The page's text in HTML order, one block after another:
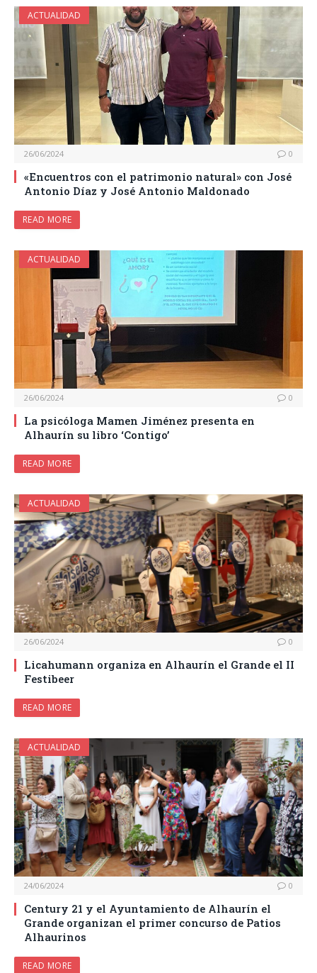
ACTUALIDAD
26/06/2024 0
«Encuentros con el patrimonio natural» con José
Antonio Díaz y José Antonio Maldonado
READ MORE
ACTUALIDAD
26/06/2024 0
La psicóloga Mamen Jiménez presenta en
Alhaurín su libro ‘Contigo’
READ MORE
ACTUALIDAD
26/06/2024 0
Licahumann organiza en Alhaurín el Grande el II
Festibeer
READ MORE
ACTUALIDAD
24/06/2024 0
Century 21 y el Ayuntamiento de Alhaurín el
Grande organizan el primer concurso de Patios
Alhaurinos
READ MORE